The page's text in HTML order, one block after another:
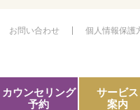
カウンセリング
予約
サービス
案内
お問い合わせ 個人情報保護